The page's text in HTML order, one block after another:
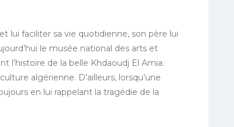
faciliter sa vie quotidienne, son père lui
le musée national des arts et
l’histoire de la belle Khdaoudj El Amia.
algérienne. D’ailleurs, lorsqu’une
en lui rappelant la tragédie de la